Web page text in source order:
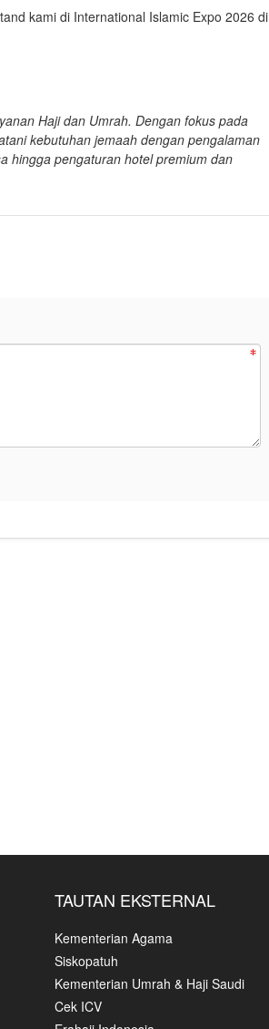
kami di International Islamic Expo 2026 di
Haji dan Umrah. Dengan fokus pada
kebutuhan jemaah dengan pengalaman
hingga pengaturan hotel premium dan
TAUTAN EKSTERNAL
Kementerian Agama
Siskopatuh
Kementerian Umrah & Haji Saudi
Cek ICV